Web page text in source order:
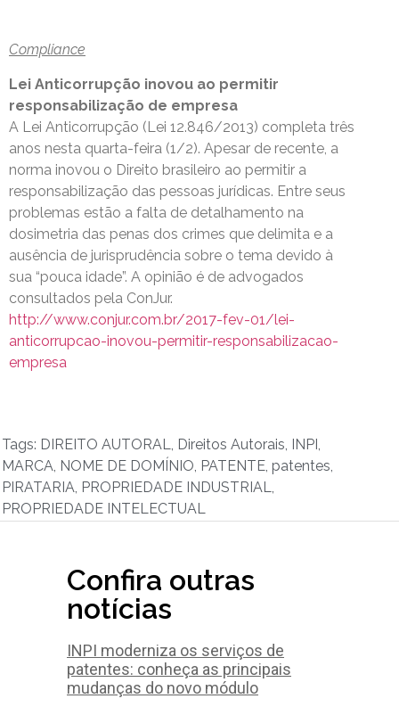
Compliance
Lei Anticorrupção inovou ao permitir
responsabilização de empresa
A Lei Anticorrupção (Lei 12.846/2013) completa três
anos nesta quarta-feira (1/2). Apesar de recente, a
norma inovou o Direito brasileiro ao permitir a
responsabilização das pessoas jurídicas. Entre seus
problemas estão a falta de detalhamento na
dosimetria das penas dos crimes que delimita e a
ausência de jurisprudência sobre o tema devido à
sua “pouca idade”. A opinião é de advogados
consultados pela ConJur.
http://www.conjur.com.br/2017-fev-01/lei-
anticorrupcao-inovou-permitir-responsabilizacao-
empresa
Tags: DIREITO AUTORAL Direitos Autorais INPI
MARCA NOME DE DOMÍNIO PATENTE patentes
PIRATARIA PROPRIEDADE INDUSTRIAL
PROPRIEDADE INTELECTUAL
Confira outras
notícias
INPI moderniza os serviços de
patentes: conheça as principais
mudanças do novo módulo